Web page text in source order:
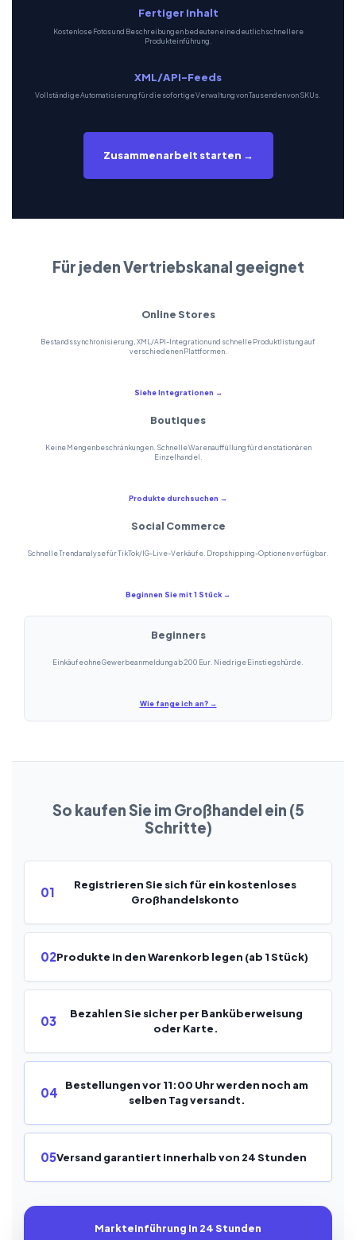
Fertiger Inhalt
Kostenlose Fotos und Beschreibungen bedeuten eine deutlich schnellere
Produkteinführung.
XML/API-Feeds
Vollständige Automatisierung für die sofortige Verwaltung von Tausenden von SKUs.
Zusammenarbeit starten →
Für jeden Vertriebskanal geeignet
Online Stores
Bestandssynchronisierung, XML/API-Integration und schnelle Produktlistung auf
verschiedenen Plattformen.
Siehe Integrationen →
Boutiques
Keine Mengenbeschränkungen. Schnelle Warenauffüllung für den stationären
Einzelhandel.
Produkte durchsuchen →
Social Commerce
Schnelle Trendanalyse für TikTok/IG-Live-Verkäufe. Dropshipping-Optionen verfügbar.
Beginnen Sie mit 1 Stück →
Beginners
Einkäufe ohne Gewerbeanmeldung ab 200 Eur. Niedrige Einstiegshürde.
Wie fange ich an? →
So kaufen Sie im Großhandel ein (5
Schritte)
01
Registrieren Sie sich für ein kostenloses
Großhandelskonto
02Produkte in den Warenkorb legen (ab 1 Stück)
03
Bezahlen Sie sicher per Banküberweisung
oder Karte.
04
Bestellungen vor 11:00 Uhr werden noch am
selben Tag versandt.
05Versand garantiert innerhalb von 24 Stunden
Markteinführung in 24 Stunden